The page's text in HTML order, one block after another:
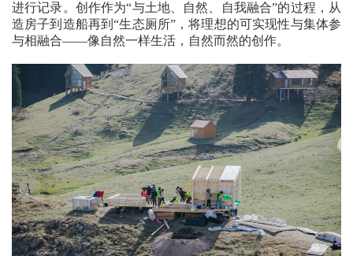
进行记录。创作作为“与土地、自然、自我融合”的过程，从
造房子到造船再到“生态厕所”，将理想的可实现性与集体参
与相融合——像自然一样生活，自然而然的创作。